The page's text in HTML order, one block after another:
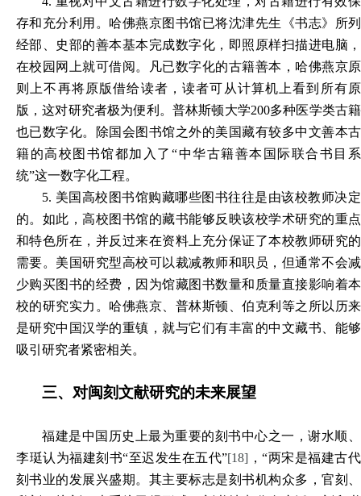
存和充分利用。哈佛燕京图书馆已将沈津先生《书志》所列
经部、史部的善本基本完成数字化，即照原样扫描进电脑，
在校园网上就可借阅。凡已数字化的古籍善本，哈佛燕京原
则上不再将原版借给读者，读者可从计算机上看到所有原
版，这对研究者极为便利。普林斯顿大学200多种医学类古籍
也已数字化。除国会图书馆之外的美国藏有较多中文善本古
籍的高校图书馆都加入了“中华古籍善本国际联合书目系
统”这一数字化工程。
5. 美国高校图书馆购藏哪些图书往往是由该校教师决定
的。如此，高校图书馆的藏书能够反映该校学术研究的重点
和特色所在，并反过来在资料上充分保证了本校教师研究的
需要。美国研究型高校可以裁减教师和职员，但通常不会减
少购买图书的经费，因为馆藏图书数量和质量直接影响着本
校的研究实力。哈佛燕京、普林斯顿、伯克利等之所以历来
是研究中国汉学的重镇，就与它们有丰富的中文藏书、能够
吸引研究者紧密相关。
三、对闽刻文献研究的未来展望
福建是中国历史上最为重要的刻书中心之一，谢水顺、
李珽认为福建刻书“至迟发生在五代”[18] ，“两宋是福建古代
刻书业的发展兴盛期。其主要标志是刻书机构众多，官刻、